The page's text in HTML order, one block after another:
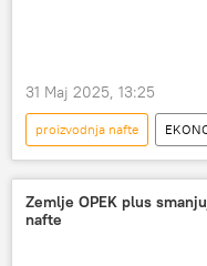
31 Maj 2025, 13:25
proizvodnja nafte
Svet – ekonomija
OPEK plus
Zemlje OPEK plus
nafte